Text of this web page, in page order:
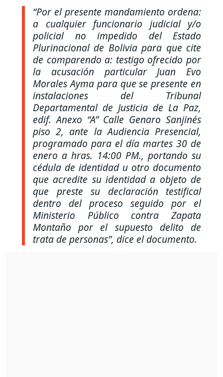
“Por el presente mandamiento ordena:
a cualquier funcionario judicial y/o
policial no impedido del Estado
Plurinacional de Bolivia para que cite
de comparendo a: testigo ofrecido por
la acusación particular Juan Evo
Morales Ayma para que se presente en
instalaciones del Tribunal
Departamental de Justicia de La Paz,
edif. Anexo “A” Calle Genaro Sanjinés
piso 2, ante la Audiencia Presencial,
programado para el día martes 30 de
enero a hras. 14:00 PM., portando su
cédula de identidad u otro documento
que acredite su identidad a objeto de
que preste su declaración testifical
dentro del proceso seguido por el
Ministerio Público contra Zapata
Montaño por el supuesto delito de
trata de personas”, dice el documento.